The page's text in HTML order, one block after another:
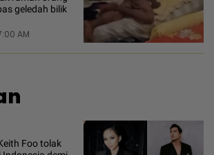
geledah bilik
AM
Foo tolak